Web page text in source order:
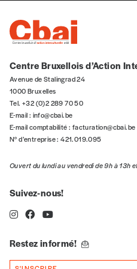
5€*
*Prix indicatif, frais de port
Je m'abonne à
Format papier
en Belgique)
Je commande
Édition papier
Centre Bruxellois d’Action
Avenue de Stalingrad 24
1000 Bruxelles
Tel. +32 (0)2 289 70 50
E-mail : info@cbai.be
E-mail comptabilité : facturation@cbai.be
N° d’entreprise : 421.019.095
Ouvert du lundi au vendredi de 9h à 13h
Suivez-nous!
Restez informé!